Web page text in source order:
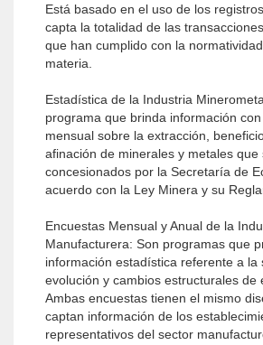
Está basado en el uso de los
capta la totalidad de las
que han cumplido con la
materia.
Estadística de la Industria
programa que brinda información
mensual sobre la extracción,
afinación de minerales y metales que
concesionados por la Secretaría de
acuerdo con la Ley Minera y su
Encuestas Mensual y Anual de la
Manufacturera: Son programas que
información estadística referente a la
evolución y cambios estructurales de
Ambas encuestas tienen el mismo
captan información de los
representativos del sector